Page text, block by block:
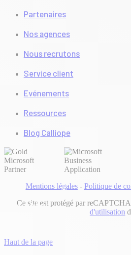
Partenaires
Nos agences
Nous recrutons
Service client
Evénements
Ressources
Blog Calliope
Mentions légales - Politique de
Ce site est protégé par
d'utilisation
Consulting
Haut de la page